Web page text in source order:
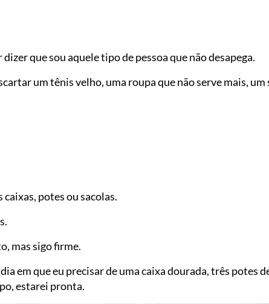
que sou aquele tipo de pessoa que não desapega.
um tênis velho, uma roupa que não serve mais, um
potes ou sacolas.
mas sigo firme.
em que eu precisar de uma caixa dourada, três potes
estarei pronta.